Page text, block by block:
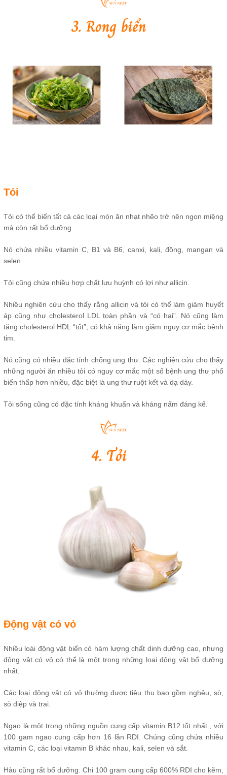
Tỏi
Tỏi có thể biến tất cả các loại món ăn nhạt nhẽo trở nên ngon miệng
mà còn rất bổ dưỡng.
Nó chứa nhiều vitamin C, B1 và ​​B6, canxi, kali, đồng, mangan và
selen.
Tỏi cũng chứa nhiều hợp chất lưu huỳnh có lợi như allicin.
Nhiều nghiên cứu cho thấy rằng allicin và tỏi có thể làm giảm huyết
áp cũng như cholesterol LDL toàn phần và “có hại”. Nó cũng làm
tăng cholesterol HDL “tốt”, có khả năng làm giảm nguy cơ mắc bệnh
tim.
Nó cũng có nhiều đặc tính chống ung thư. Các nghiên cứu cho thấy
những người ăn nhiều tỏi có nguy cơ mắc một số bệnh ung thư phổ
biến thấp hơn nhiều, đặc biệt là ung thư ruột kết và dạ dày.
Tỏi sống cũng có đặc tính kháng khuẩn và kháng nấm đáng kể.
Động vật có vỏ
Nhiều loài động vật biển có hàm lượng chất dinh dưỡng cao, nhưng
động vật có vỏ có thể là một trong những loại động vật bổ dưỡng
nhất.
Các loại động vật có vỏ thường được tiêu thụ bao gồm nghêu, sò,
sò điệp và trai.
Ngao là một trong những nguồn cung cấp vitamin B12 tốt nhất , với
100 gam ngao cung cấp hơn 16 lần RDI. Chúng cũng chứa nhiều
vitamin C, các loại vitamin B khác nhau, kali, selen và sắt.
Hàu cũng rất bổ dưỡng. Chỉ 100 gram cung cấp 600% RDI cho kẽm,